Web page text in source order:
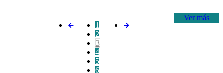
Ver más
1
2
3
4
5
6